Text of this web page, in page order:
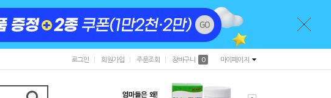
로그인 회원가입 주문조회 장바구니 0 마이페이지